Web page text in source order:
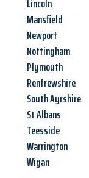
Lincoln
Mansfield
Newport
Nottingham
Plymouth
Renfrewshire
South Ayrshire
St Albans
Teesside
Warrington
Wigan